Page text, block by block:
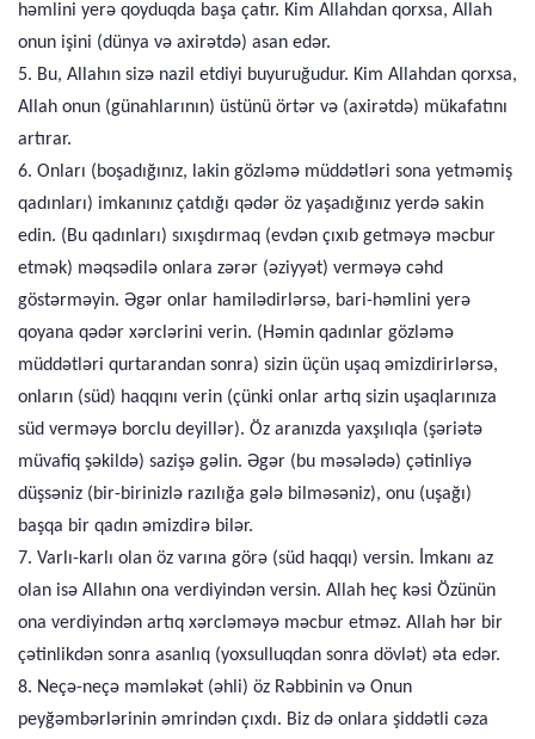
həmlini yerə qoyduqda başa çatır. Kim Allahdan qorxsa, Allah
onun işini (dünya və axirətdə) asan edər.
5. Bu, Allahın sizə nazil etdiyi buyuruğudur. Kim Allahdan qorxsa,
Allah onun (günahlarının) üstünü örtər və (axirətdə) mükafatını
artırar.
6. Onları (boşadığınız, lakin gözləmə müddətləri sona yetməmiş
qadınları) imkanınız çatdığı qədər öz yaşadığınız yerdə sakin
edin. (Bu qadınları) sıxışdırmaq (evdən çıxıb getməyə məcbur
etmək) məqsədilə onlara zərər (əziyyət) verməyə cəhd
göstərməyin. Əgər onlar hamilədirlərsə, bari-həmlini yerə
qoyana qədər xərclərini verin. (Həmin qadınlar gözləmə
müddətləri qurtarandan sonra) sizin üçün uşaq əmizdirirlərsə,
onların (süd) haqqını verin (çünki onlar artıq sizin uşaqlarınıza
süd verməyə borclu deyillər). Öz aranızda yaxşılıqla (şəriətə
müvafiq şəkildə) sazişə gəlin. Əgər (bu məsələdə) çətinliyə
düşsəniz (bir-birinizlə razılığa gələ bilməsəniz), onu (uşağı)
başqa bir qadın əmizdirə bilər.
7. Varlı-karlı olan öz varına görə (süd haqqı) versin. İmkanı az
olan isə Allahın ona verdiyindən versin. Allah heç kəsi Özünün
ona verdiyindən artıq xərcləməyə məcbur etməz. Allah hər bir
çətinlikdən sonra asanlıq (yoxsulluqdan sonra dövlət) əta edər.
8. Neçə-neçə məmləkət (əhli) öz Rəbbinin və Onun
peyğəmbərlərinin əmrindən çıxdı. Biz də onlara şiddətli cəza